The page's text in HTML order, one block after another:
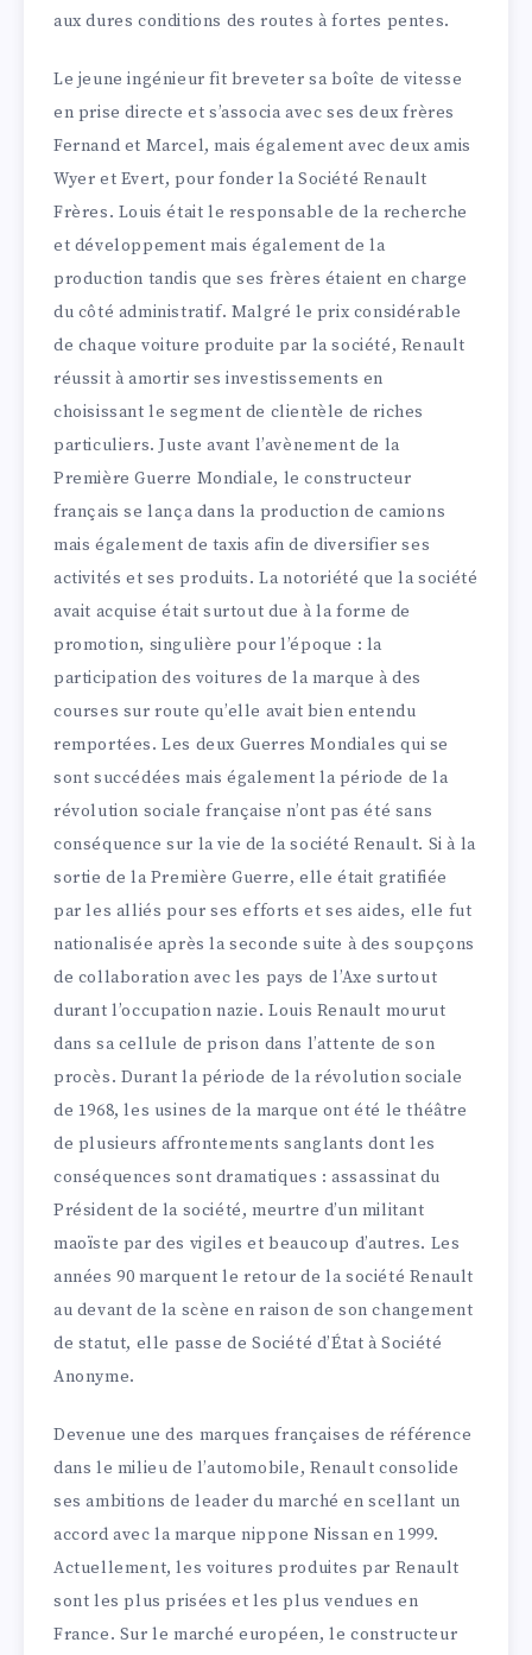
aux dures conditions des routes à fortes pentes.
Le jeune ingénieur fit breveter sa boîte de vitesse
en prise directe et s’associa avec ses deux frères
Fernand et Marcel, mais également avec deux amis
Wyer et Evert, pour fonder la Société Renault
Frères. Louis était le responsable de la recherche
et développement mais également de la
production tandis que ses frères étaient en charge
du côté administratif. Malgré le prix considérable
de chaque voiture produite par la société, Renault
réussit à amortir ses investissements en
choisissant le segment de clientèle de riches
particuliers. Juste avant l’avènement de la
Première Guerre Mondiale, le constructeur
français se lança dans la production de camions
mais également de taxis afin de diversifier ses
activités et ses produits. La notoriété que la société
avait acquise était surtout due à la forme de
promotion, singulière pour l’époque : la
participation des voitures de la marque à des
courses sur route qu’elle avait bien entendu
remportées. Les deux Guerres Mondiales qui se
sont succédées mais également la période de la
révolution sociale française n’ont pas été sans
conséquence sur la vie de la société Renault. Si à la
sortie de la Première Guerre, elle était gratifiée
par les alliés pour ses efforts et ses aides, elle fut
nationalisée après la seconde suite à des soupçons
de collaboration avec les pays de l’Axe surtout
durant l’occupation nazie. Louis Renault mourut
dans sa cellule de prison dans l’attente de son
procès. Durant la période de la révolution sociale
de 1968, les usines de la marque ont été le théâtre
de plusieurs affrontements sanglants dont les
conséquences sont dramatiques : assassinat du
Président de la société, meurtre d’un militant
maoïste par des vigiles et beaucoup d’autres. Les
années 90 marquent le retour de la société Renault
au devant de la scène en raison de son changement
de statut, elle passe de Société d’État à Société
Anonyme.
Devenue une des marques françaises de référence
dans le milieu de l’automobile, Renault consolide
ses ambitions de leader du marché en scellant un
accord avec la marque nippone Nissan en 1999.
Actuellement, les voitures produites par Renault
sont les plus prisées et les plus vendues en
France. Sur le marché européen, le constructeur